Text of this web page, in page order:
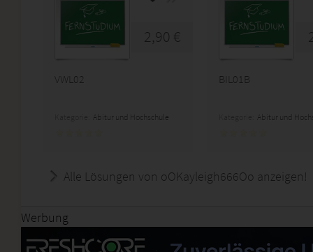
2,90 €
VWL02
Abitur und Hochschule
BIL01B
Abitur und
Alle Lösungen von oOKayleigh666Oo anzeigen!
Werbung